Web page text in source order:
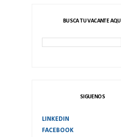
BUSCA TU VACANTE AQUI
SIGUENOS
LINKEDIN
FACEBOOK